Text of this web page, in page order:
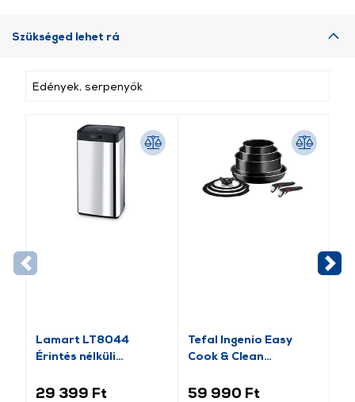
Szükséged lehet rá
Edények, serpenyők
Lamart LT8044
Érintés nélküli
szemeteskosár, 45l
29 399 Ft
Tefal Ingenio Easy
Cook & Clean
edényszett
59 990 Ft